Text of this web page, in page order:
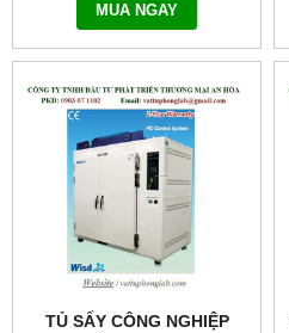
MUA NGAY
TỦ SẤY CÔNG NGHIỆP